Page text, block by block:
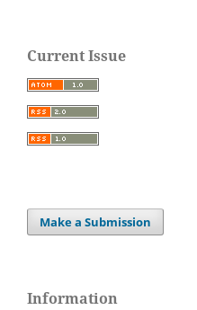
Current Issue
Make a Submission
Information